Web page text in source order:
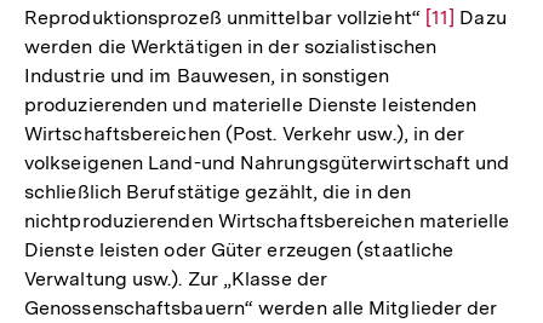
Reproduktionsprozeß unmittelbar vollzieht“ Zur
Auflösung
Fußnote
[11] Dazu
werden die Werktätigen in der sozialistischen
Industrie und im Bauwesen, in sonstigen
produzierenden und materielle Dienste leistenden
Wirtschaftsbereichen (Post. Verkehr usw.), in der
volkseigenen Land-und Nahrungsgüterwirtschaft und
schließlich Berufstätige gezählt, die in den
nichtproduzierenden Wirtschaftsbereichen materielle
Dienste leisten oder Güter erzeugen (staatliche
Verwaltung usw.). Zur „Klasse der
Genossenschaftsbauern“ werden alle Mitglieder der